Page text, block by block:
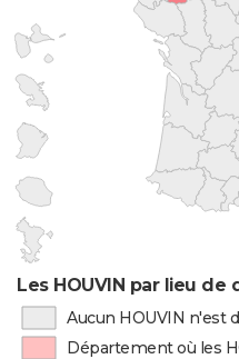
Les HOUVIN par lieu de
Aucun HOUVIN n'est
Département où les